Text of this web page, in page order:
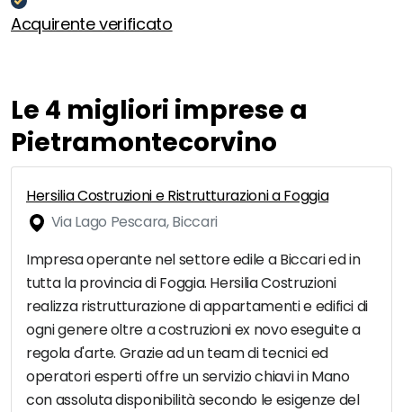
Acquirente verificato
Le 4 migliori imprese a
Pietramontecorvino
Hersilia Costruzioni e Ristrutturazioni a Foggia
Via Lago Pescara, Biccari
Impresa operante nel settore edile a Biccari ed in
tutta la provincia di Foggia. Hersilia Costruzioni
realizza ristrutturazione di appartamenti e edifici di
ogni genere oltre a costruzioni ex novo eseguite a
regola d'arte. Grazie ad un team di tecnici ed
operatori esperti offre un servizio chiavi in Mano
con assoluta disponibilità secondo le esigenze del